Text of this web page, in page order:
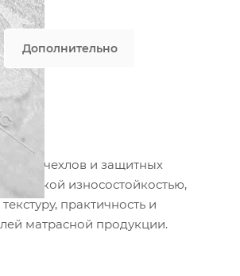
Дополнительно
чехлов и защитных
высокой износостойкостью,
практичность и
матрасной продукции.